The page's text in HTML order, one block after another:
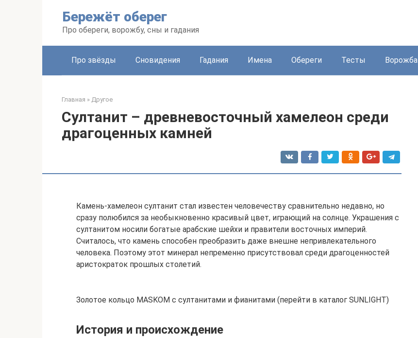
Бережёт оберег
Про обереги, ворожбу, сны и гадания
Про звёзды Сновидения Гадания Имена Обереги Тесты Ворожба
Главная » Другое
Султанит – древневосточный хамелеон среди
драгоценных камней
Камень-хамелеон султанит стал известен человечеству сравнительно недавно, но
сразу полюбился за необыкновенно красивый цвет, играющий на солнце. Украшения с
султанитом носили богатые арабские шейхи и правители восточных империй.
Считалось, что камень способен преобразить даже внешне непривлекательного
человека. Поэтому этот минерал непременно присутствовал среди драгоценностей
аристократок прошлых столетий.
Золотое кольцо MASKOM с султанитами и фианитами (перейти в каталог SUNLIGHT)
История и происхождение